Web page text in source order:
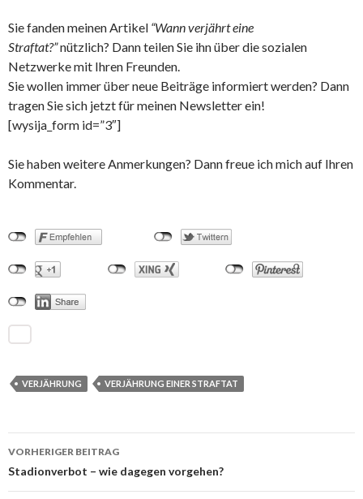
Sie fanden meinen Artikel “Wann verjährt eine
Straftat?”nützlich? Dann teilen Sie ihn über die sozialen
Netzwerke mit Ihren Freunden.
Sie wollen immer über neue Beiträge informiert werden? Dann
tragen Sie sich jetzt für meinen Newsletter ein!
[wysija_form id=”3″]
Sie haben weitere Anmerkungen? Dann freue ich mich auf Ihren
Kommentar.
VERJÄHRUNG VERJÄHRUNG EINER STRAFTAT
Beitrags-
VORHERIGER BEITRAG
Stadionverbot – wie dagegen vorgehen?